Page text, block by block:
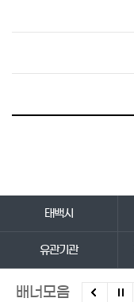
태백시
유관기관
배너모음